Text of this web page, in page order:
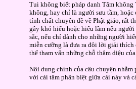
Tui không biết pháp danh Tâm không
không, hay chỉ là người sưu tầm,
tính chất chuyên đề về Phật giáo, rất
gây khó hiểu hoặc hiểu lầm nếu người
sắc, nếu chỉ dành cho những người
miễn cưỡng là đưa ra đôi lời giải thích
thể tham vấn những chỗ thâm diệu
Nội dung chính của câu chuyện nhằm
với cái tâm phân biệt giữa cái này và